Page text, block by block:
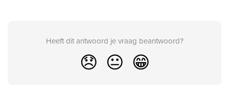
Heeft dit antwoord je vraag beantwoord?
😞 😐 😁